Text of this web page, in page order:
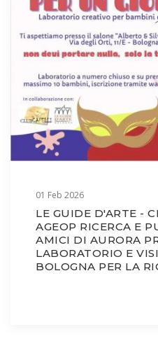
01 Feb 2026
LE GUIDE D'ARTE -
AGEOP RICERCA E
AMICI DI AURORA
LABORATORIO E
BOLOGNA PER LA